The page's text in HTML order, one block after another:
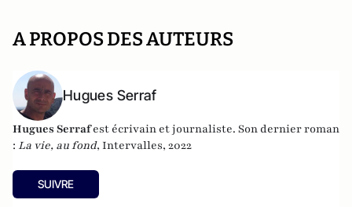
A PROPOS DES AUTEURS
Hugues Serraf
Hugues Serrafest écrivain et journaliste. Son dernier roman
: La vie, au fond, Intervalles, 2022
SUIVRE